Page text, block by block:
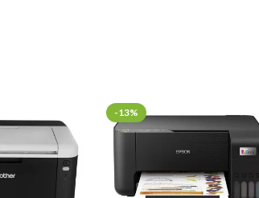
-13%